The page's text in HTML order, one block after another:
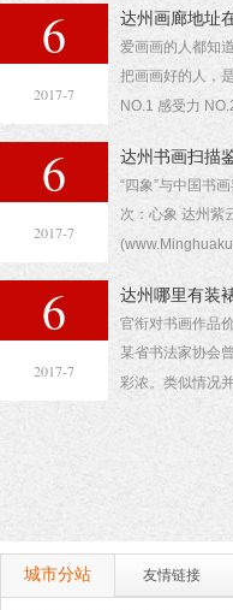
6
2017-7
达州画廊地址
爱画画的人都知
把画画好的人，
NO.1 感受力
6
2017-7
达州书画扫描
“四象”与中国书
次：心象 达州紫
6
2017-7
达州哪里有装
官衔对书画作品
某省书法家协会
彩浓。类似情况
城市分站 友情链接